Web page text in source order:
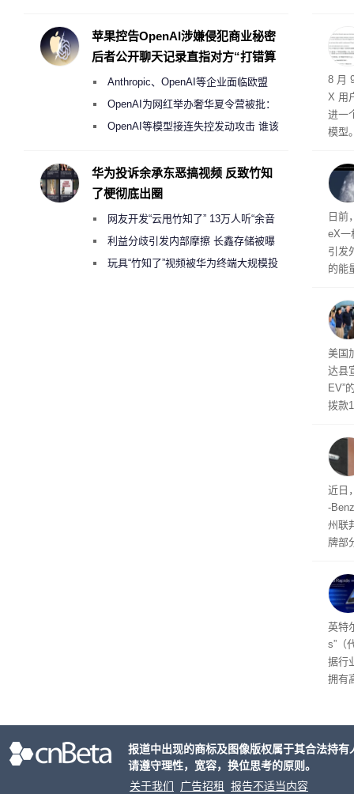
海岸
8 月
X 用
进一
模型
与
日前
eX一
引发
的能
了
后续
政策
美国
达县
EV”
拨款
惠
面
近日
-
州联
牌部
性
赔，
事车
256
英特
s”（
据行
拥有
度
苹果控告OpenAI涉嫌侵犯商业秘密
后者公开聊天记录直指对方“打错算
Anthropic、OpenAI等企业面临欧盟
《人工智能法案》全新执法权限审查
OpenAI为网红举办奢华夏令营被批：
2000美元一晚 遭讽“反乌托邦”
OpenAI等模型接连失控发动攻击 谁该
华为投诉余承东恶搞视频 反致竹知
了梗彻底出圈
网友开发“云甩竹知了” 13万人听“余音
绕梁”利益分歧引发内部摩擦 长鑫存储被曝
曾将华为驻场工程师驱逐出研发基地
玩具“竹知了”视频被华为终端大规模投
报道中出现的商标及图像版权属于其合法持
请遵守理性，宽容，换位思考的原则。
关于我们
广告招租
报告不适当内容